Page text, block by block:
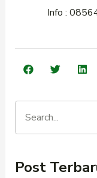
Info :
Post